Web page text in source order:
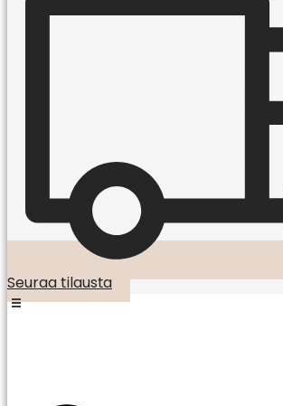
Seuraa tilausta